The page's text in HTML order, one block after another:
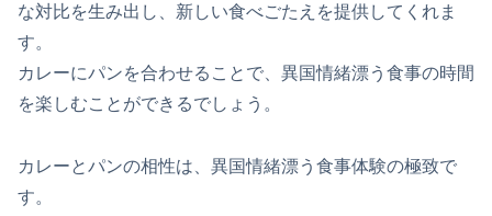
な対比を生み出し、新しい食べごたえを提供してくれま
す。
カレーにパンを合わせることで、異国情緒漂う食事の時間
を楽しむことができるでしょう。
カレーとパンの相性は、異国情緒漂う食事体験の極致で
す。